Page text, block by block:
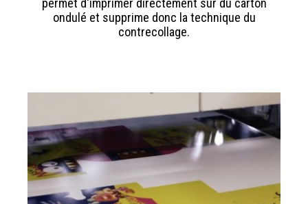
permet d'imprimer directement sur du carton
ondulé et supprime donc la technique du
contrecollage.